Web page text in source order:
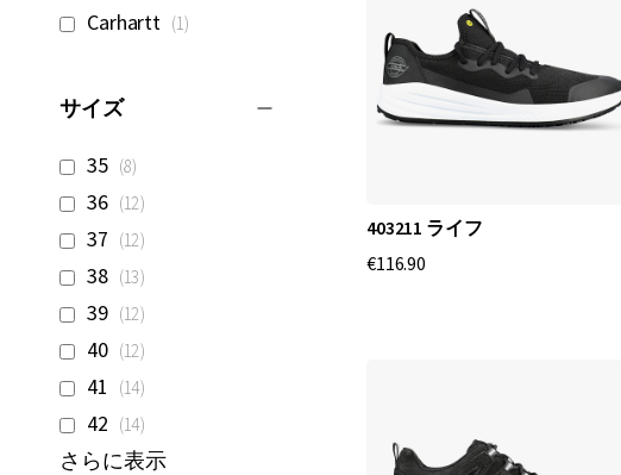
403211 ライフ
€116.90
Carhartt 1商
サイズ
35 8商
品
36 12商
品
37 12商
品
38 13商
品
39 12商
品
40 12商
品
41 14商
品
42 14商
品
さらに表示